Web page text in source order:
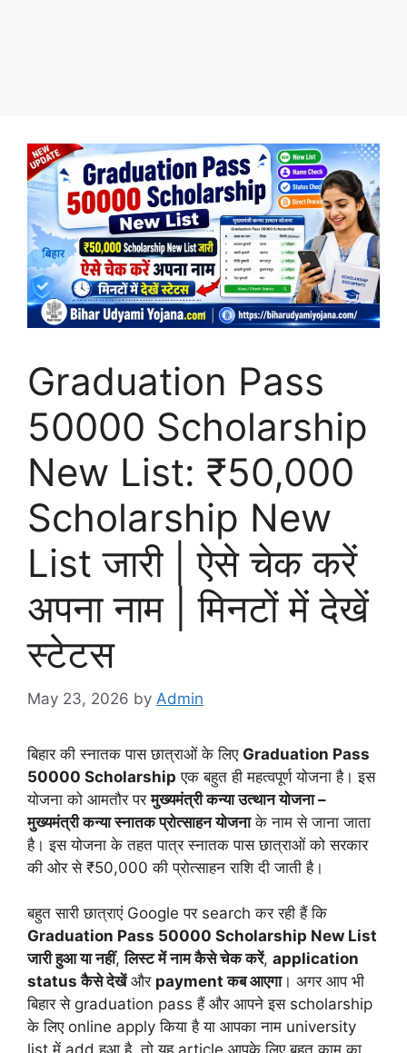
Graduation Pass
50000 Scholarship
New List: ₹50,000
Scholarship New
List जारी | ऐसे चेक करें
अपना नाम | मिनटों में देखें
स्टेटस
May 23, 2026 by Admin
बिहार की स्नातक पास छात्राओं के लिए Graduation Pass
50000 Scholarship एक बहुत ही महत्वपूर्ण योजना है। इस
योजना को आमतौर परमुख्यमंत्री कन्या उत्थान योजना –
मुख्यमंत्री कन्या स्नातक प्रोत्साहन योजनाके नाम से जाना जाता
है। इस योजना के तहत पात्र स्नातक पास छात्राओं को सरकार
की ओर से ₹50,000 की प्रोत्साहन राशि दी जाती है।
बहुत सारी छात्राएं Google पर search कर रही हैं कि
Graduation Pass 50000 Scholarship New List
जारी हुआ या नहीं,लिस्ट में नाम कैसे चेक करें, application
status कैसे देखेंऔर payment कब आएगा। अगर आप भी
बिहार से graduation pass हैं और आपने इस scholarship
के लिए online apply किया है या आपका नाम university